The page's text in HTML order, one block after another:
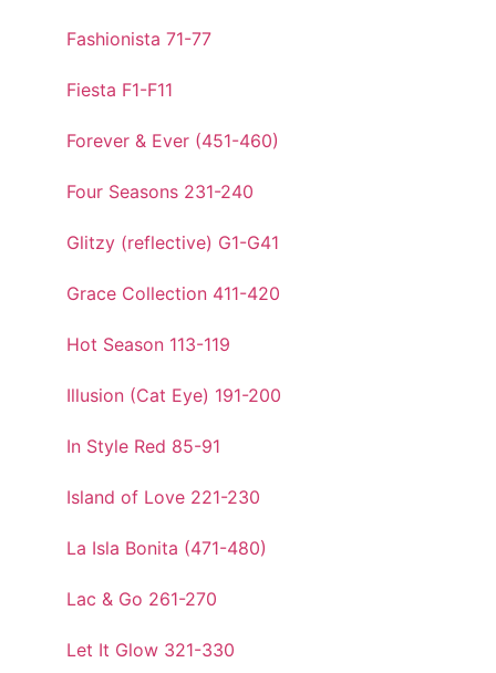
Fashionista 71-77
Fiesta F1-F11
Forever & Ever (451-460)
Four Seasons 231-240
Glitzy (reflective) G1-G41
Grace Collection 411-420
Hot Season 113-119
Illusion (Cat Eye) 191-200
In Style Red 85-91
Island of Love 221-230
La Isla Bonita (471-480)
Lac & Go 261-270
Let It Glow 321-330